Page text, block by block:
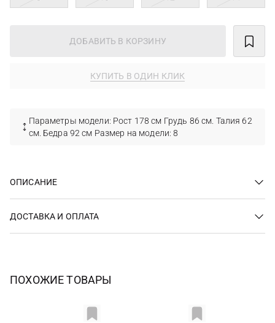
ДОБАВИТЬ В КОРЗИНУ
КУПИТЬ В ОДИН КЛИК
Параметры модели: Рост 178 см Грудь 86 см. Талия 62
см. Бедра 92 см Размер на модели: 8
ОПИСАНИЕ
ДОСТАВКА И ОПЛАТА
ПОХОЖИЕ ТОВАРЫ